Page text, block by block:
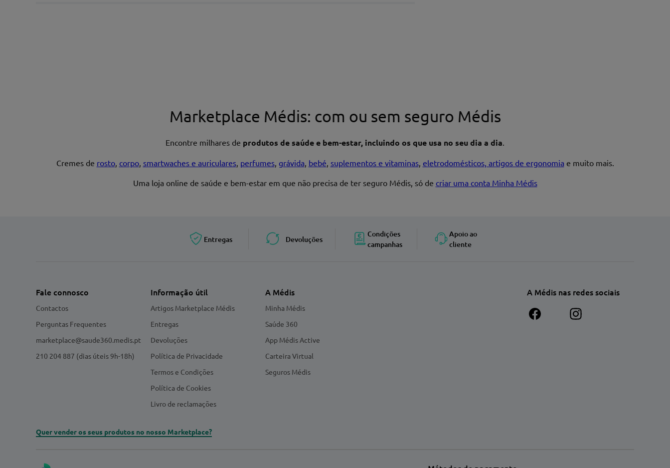
Marketplace Médis: com ou sem seguro Médis
Encontre milhares de produtos de saúde e bem-estar, incluindo os que usa no seu dia a dia.
Cremes de rosto, corpo, smartwaches e auriculares, perfumes, grávida, bebé, suplementos e vitaminas, eletrodomésticos, artigos de ergonomia e muito mais.
Uma loja online de saúde e bem-estar em que não precisa de ter seguro Médis, só de criar uma conta Minha Médis
Entregas Devoluções
Condições
campanhas
Apoio ao
cliente
Fale connosco
Contactos
Perguntas Frequentes
marketplace@saude360.medis.pt
210 204 887 (dias úteis 9h-18h)
Informação útil
Artigos Marketplace Médis
Entregas
Devoluções
Política de Privacidade
Termos e Condições
Política de Cookies
Livro de reclamações
A Médis
Minha Médis
Saúde 360
App Médis Active
Carteira Virtual
Seguros Médis
A Médis nas redes sociais
Quer vender os seus produtos no nosso Marketplace?